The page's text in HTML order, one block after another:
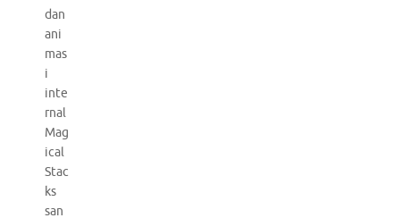
dan
ani
mas
i
inte
rnal
Mag
ical
Stac
ks
san